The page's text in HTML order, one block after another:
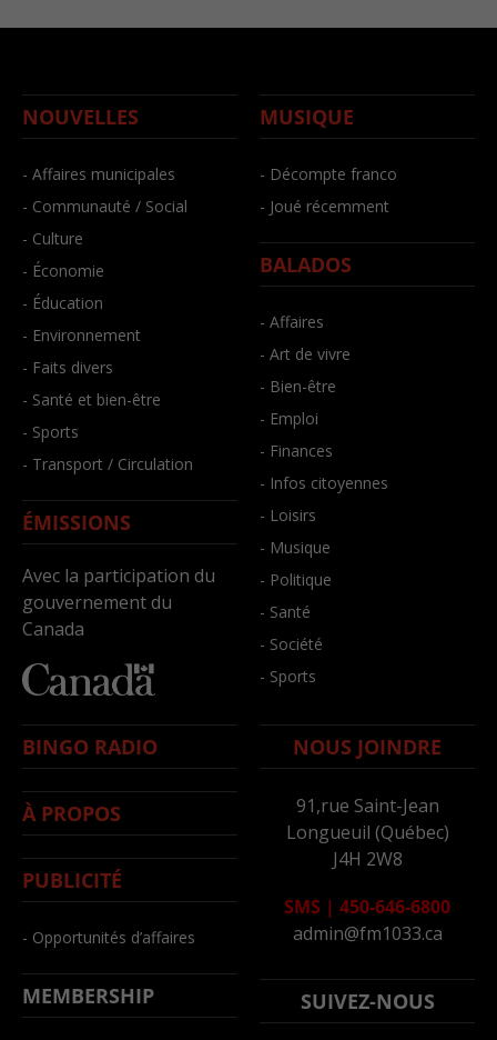
NOUVELLES
- Affaires municipales
- Communauté / Social
- Culture
- Économie
- Éducation
- Environnement
- Faits divers
- Santé et bien-être
- Sports
- Transport / Circulation
ÉMISSIONS
Avec la participation du
gouvernement du
Canada
MUSIQUE
- Décompte franco
- Joué récemment
BALADOS
- Affaires
- Art de vivre
- Bien-être
- Emploi
- Finances
- Infos citoyennes
- Loisirs
- Musique
- Politique
- Santé
- Société
- Sports
BINGO RADIO
À PROPOS
PUBLICITÉ
- Opportunités d’affaires
MEMBERSHIP
NOUS JOINDRE
91,rue Saint-Jean
Longueuil (Québec)
J4H 2W8
SMS | 450-646-6800
admin@fm1033.ca
SUIVEZ-NOUS